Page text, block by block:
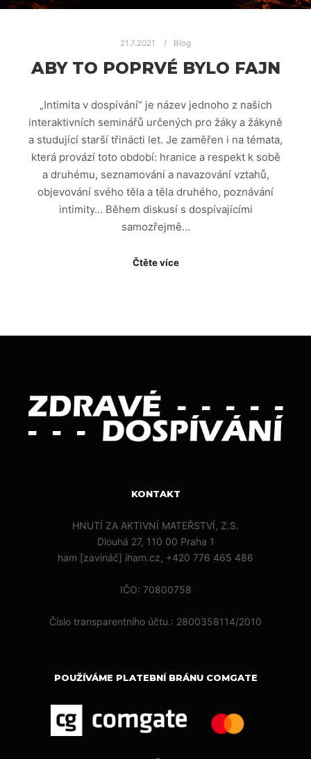
21.7.2021 Blog
ABY TO POPRVÉ BYLO FAJN
„Intimita v dospívání“ je název jednoho z našich
interaktivních seminářů určených pro žáky a žákyně
a studující starší třinácti let. Je zaměřen i na témata,
která provází toto období: hranice a respekt k sobě
a druhému, seznamování a navazování vztahů,
objevování svého těla a těla druhého, poznávání
intimity… Během diskusí s dospívajícími
samozřejmě…
Čtěte více
KONTAKT
HNUTÍ ZA AKTIVNÍ MATEŘSTVÍ, Z.S.
Dlouhá 27, 110 00 Praha 1
ham [zavináč] iham.cz, +420 776 465 486
IČO: 70800758
Číslo transparentního účtu.: 2800358114/2010
POUŽÍVÁME PLATEBNÍ BRÁNU COMGATE